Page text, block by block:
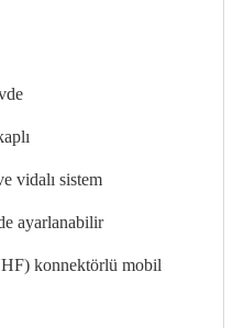
vidalı sistem
ayarlanabilir
konnektörlü mobil